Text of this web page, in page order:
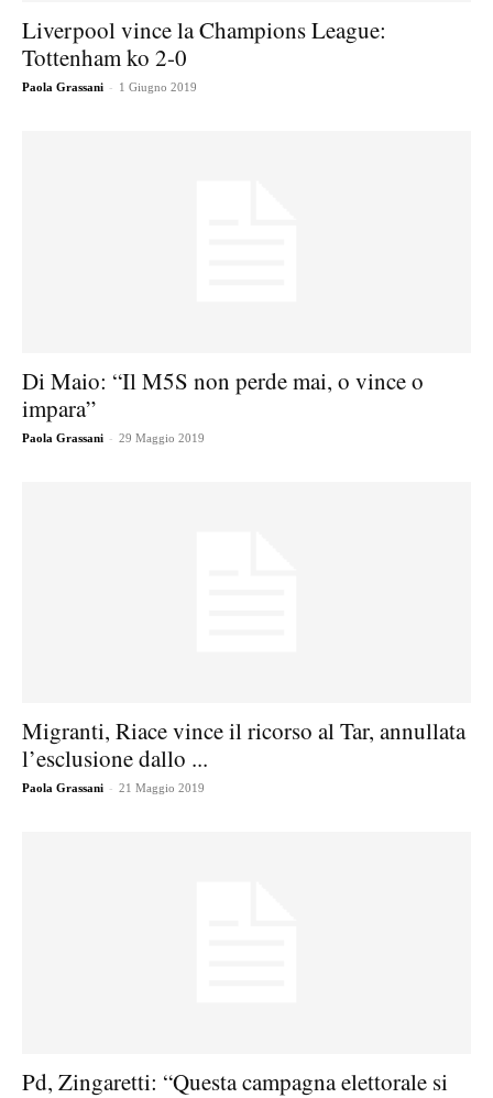
Liverpool vince la Champions League:
Tottenham ko 2-0
Paola Grassani - 1 Giugno 2019
Di Maio: “Il M5S non perde mai, o vince o
impara”
Paola Grassani - 29 Maggio 2019
Migranti, Riace vince il ricorso al Tar, annullata
l’esclusione dallo ...
Paola Grassani - 21 Maggio 2019
Pd, Zingaretti: “Questa campagna elettorale si